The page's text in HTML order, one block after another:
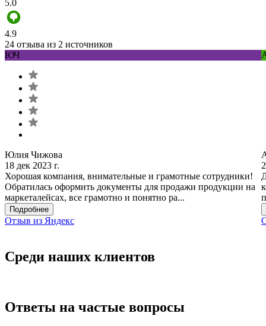
5.0
4.9
24 отзыва из 2 источников
ЮЧ
Юлия Чижова
18 дек 2023 г.
Хорошая компания, внимательные и грамотные сотрудники!
Обратилась оформить документы для продажи продукции на
маркеталейсах, все грамотно и понятно ра...
Подробнее
Отзыв из Яндекс
Среди наших клиентов
Ответы на частые вопросы